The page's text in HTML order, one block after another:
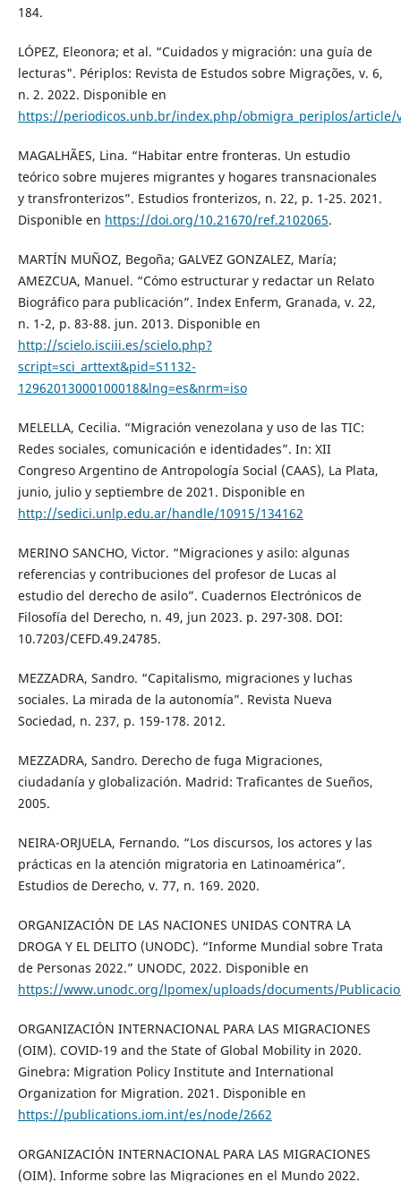
184.
LÓPEZ, Eleonora; et al. “Cuidados y migración: una guía de
lecturas". Périplos: Revista de Estudos sobre Migrações, v. 6,
n. 2. 2022. Disponible en
https://periodicos.unb.br/index.php/obmigra_periplos/article/
MAGALHÃES, Lina. “Habitar entre fronteras. Un estudio
teórico sobre mujeres migrantes y hogares transnacionales
y transfronterizos”. Estudios fronterizos, n. 22, p. 1-25. 2021.
Disponible en https://doi.org/10.21670/ref.2102065.
MARTÍN MUÑOZ, Begoña; GALVEZ GONZALEZ, María;
AMEZCUA, Manuel. “Cómo estructurar y redactar un Relato
Biográfico para publicación”. Index Enferm, Granada, v. 22,
n. 1-2, p. 83-88. jun. 2013. Disponible en
http://scielo.isciii.es/scielo.php?
script=sci_arttext&pid=S1132-
12962013000100018&lng=es&nrm=iso
MELELLA, Cecilia. “Migración venezolana y uso de las TIC:
Redes sociales, comunicación e identidades”. In: XII
Congreso Argentino de Antropología Social (CAAS), La Plata,
junio, julio y septiembre de 2021. Disponible en
http://sedici.unlp.edu.ar/handle/10915/134162
MERINO SANCHO, Victor. “Migraciones y asilo: algunas
referencias y contribuciones del profesor de Lucas al
estudio del derecho de asilo”. Cuadernos Electrónicos de
Filosofía del Derecho, n. 49, jun 2023. p. 297-308. DOI:
10.7203/CEFD.49.24785.
MEZZADRA, Sandro. “Capitalismo, migraciones y luchas
sociales. La mirada de la autonomía”. Revista Nueva
Sociedad, n. 237, p. 159-178. 2012.
MEZZADRA, Sandro. Derecho de fuga Migraciones,
ciudadanía y globalización. Madrid: Traficantes de Sueños,
2005.
NEIRA-ORJUELA, Fernando. “Los discursos, los actores y las
prácticas en la atención migratoria en Latinoamérica”.
Estudios de Derecho, v. 77, n. 169. 2020.
ORGANIZACIÓN DE LAS NACIONES UNIDAS CONTRA LA
DROGA Y EL DELITO (UNODC). “Informe Mundial sobre Trata
de Personas 2022.” UNODC, 2022. Disponible en
https://www.unodc.org/lpomex/uploads/documents/
ORGANIZACIÓN INTERNACIONAL PARA LAS MIGRACIONES
(OIM). COVID-19 and the State of Global Mobility in 2020.
Ginebra: Migration Policy Institute and International
Organization for Migration. 2021. Disponible en
https://publications.iom.int/es/node/2662
ORGANIZACIÓN INTERNACIONAL PARA LAS MIGRACIONES
(OIM). Informe sobre las Migraciones en el Mundo 2022.